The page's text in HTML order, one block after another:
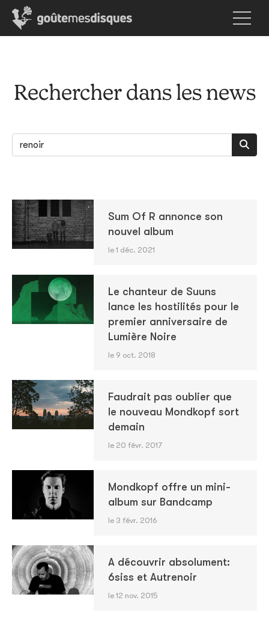
Rechercher dans les news
Sum Of R annonce son
nouvel album
le 1 déc. 2021
Le chanteur de Suuns
lance les hostilités pour le
premier anniversaire de
Lumière Noire
le 9 oct. 2018
Faudrait pas oublier que
le nouveau Mondkopf sort
demain
le 20 févr. 2017
Mondkopf offre un mini-
album sur Bandcamp
le 3 févr. 2016
A découvrir absolument:
6siss et Autrenoir
le 12 nov. 2015